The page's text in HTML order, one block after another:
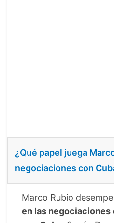
¿Qué papel juega
negociaciones con
Marco Rubio
en las negociaciones